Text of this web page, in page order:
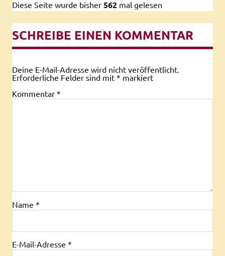
Diese Seite wurde bisher 562 mal gelesen
SCHREIBE EINEN KOMMENTAR
Deine E-Mail-Adresse wird nicht veröffentlicht.
Erforderliche Felder sind mit * markiert
Kommentar *
Name *
E-Mail-Adresse *